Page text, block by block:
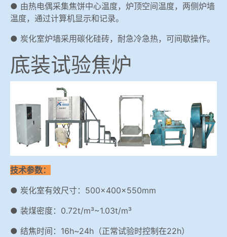
● 由热电偶采集焦饼中心温度，炉顶空间温度，两侧炉墙
温度，通过计算机显示和记录。
● 炭化室炉墙采用碳化硅砖，耐急冷急热，可间歇操作。
底装试验焦炉
技术参数：
● 炭化室有效尺寸：500×400×550mm
● 装煤密度：0.72t/m³~1.03t/m³
● 结焦时间：16h~24h（正常试验时控制在22h）